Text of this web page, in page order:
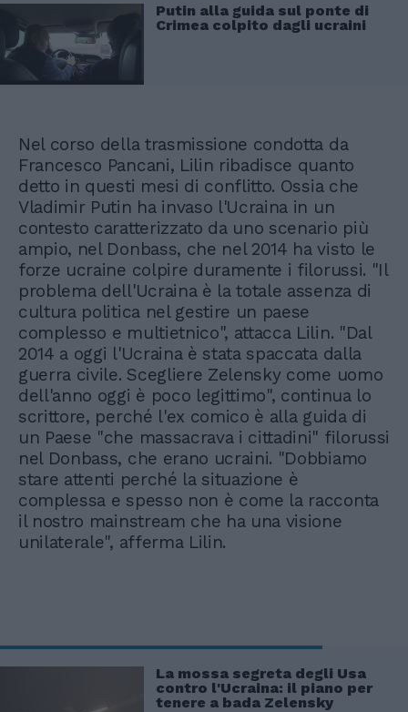
Putin alla guida sul ponte di
Crimea colpito dagli ucraini
Nel corso della trasmissione condotta da
Francesco Pancani, Lilin ribadisce quanto
detto in questi mesi di conflitto. Ossia che
Vladimir Putin ha invaso l'Ucraina in un
contesto caratterizzato da uno scenario più
ampio, nel Donbass, che nel 2014 ha visto le
forze ucraine colpire duramente i filorussi. "Il
problema dell'Ucraina è la totale assenza di
cultura politica nel gestire un paese
complesso e multietnico", attacca Lilin. "Dal
2014 a oggi l'Ucraina è stata spaccata dalla
guerra civile. Scegliere Zelensky come uomo
dell'anno oggi è poco legittimo", continua lo
scrittore, perché l'ex comico è alla guida di
un Paese "che massacrava i cittadini" filorussi
nel Donbass, che erano ucraini. "Dobbiamo
stare attenti perché la situazione è
complessa e spesso non è come la racconta
il nostro mainstream che ha una visione
unilaterale", afferma Lilin.
La mossa segreta degli Usa
contro l'Ucraina: il piano per
tenere a bada Zelensky